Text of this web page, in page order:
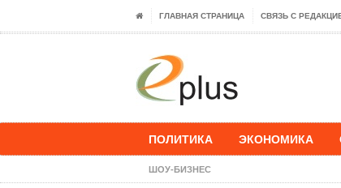
ГЛАВНАЯ СТРАНИЦА СВЯЗЬ С
ПОЛИТИКА ЭКОНОМИКА
ШОУ-БИЗНЕС